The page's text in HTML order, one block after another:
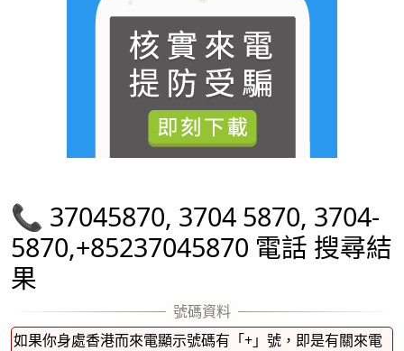
📞 37045870, 3704 5870, 3704-
5870,+85237045870 電話 搜尋結
果
如果你身處香港而來電顯示號碼有「+」號，即是有關來電